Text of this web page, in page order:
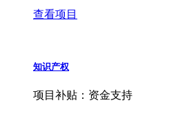
查看项目
知识产权
项目补贴： 资金支持